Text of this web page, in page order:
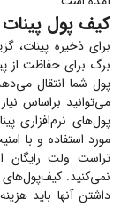
کیف پول پینات
برای ذخیره پینات،
برگ برای حفاظت از
پول شما انتقال
می‌توانید براساس
پول‌های نرم‌افزاری
مورد استفاده و با
تراست ولت رایگان
نمی‌کنید.
داشتن آنها باید